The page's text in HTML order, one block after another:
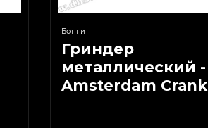
Бонги
Гриндер
металлический -
Amsterdam Crank